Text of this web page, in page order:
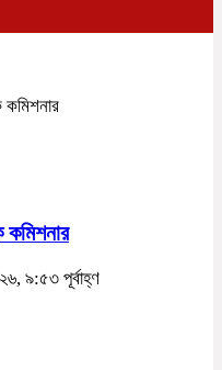
কমিশনার
কমিশনার
৯:৫৩ পূর্বাহ্ণ